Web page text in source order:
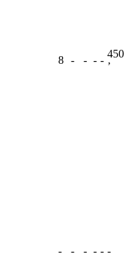
8 - - - -
450
ʼ
- - - - - -